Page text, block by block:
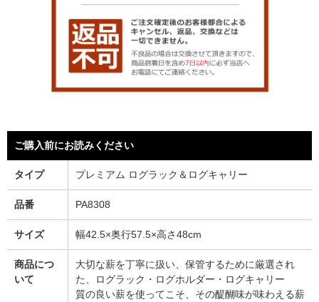
ご購入前にお読みください
タイプ プレミアム ログラック＆ログキャリー
品番 PA8308
サイズ 幅42.5×奥行57.5×高さ48cm
商品につ
いて
大切な薪を丁寧に扱い、保管するために厳選され
た、ログラック・ログホルダー・ログキャリー
質の良い薪を使ってこそ、その醍醐味が味わえる薪